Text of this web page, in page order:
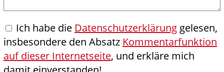
Ich habe die Datenschutzerklärung gelesen,
insbesondere den Absatz Kommentarfunktion
auf dieser Internetseite, und erkläre mich